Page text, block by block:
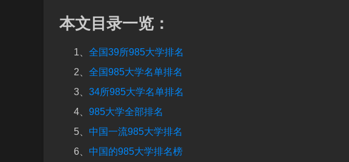
本文目录一览：
1、 全国39所985大学排名
2、 全国985大学名单排名
3、 34所985大学名单排名
4、 985大学全部排名
5、 中国一流985大学排名
6、 中国的985大学排名榜